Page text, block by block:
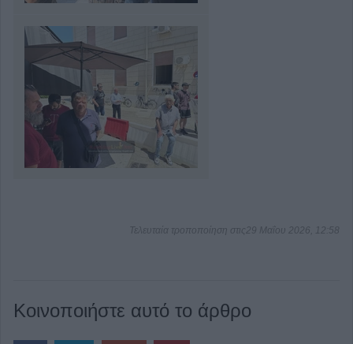
Τελευταία τροποποίηση στις29 Μαΐου 2026, 12:58
Κοινοποιήστε αυτό το άρθρο